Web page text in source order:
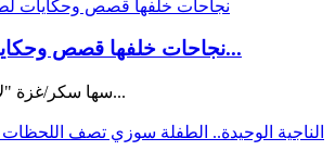
نجاحات خلفها قصص وحكايات لطلبة الثانوية...
سها سكر/غزة "لا تحسَبِ المجدَ تمرًا أ...